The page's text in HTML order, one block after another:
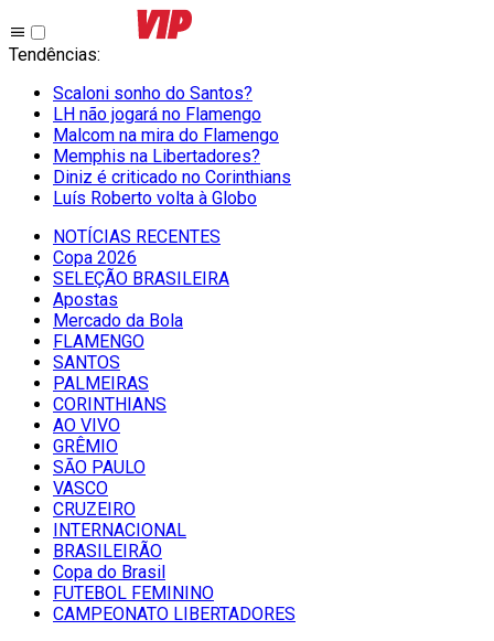
Tendências:
Scaloni sonho do Santos?
LH não jogará no Flamengo
Malcom na mira do Flamengo
Memphis na Libertadores?
Diniz é criticado no Corinthians
Luís Roberto volta à Globo
NOTÍCIAS RECENTES
Copa 2026
SELEÇÃO BRASILEIRA
Apostas
Mercado da Bola
FLAMENGO
SANTOS
PALMEIRAS
CORINTHIANS
AO VIVO
GRÊMIO
SĀO PAULO
VASCO
CRUZEIRO
INTERNACIONAL
BRASILEIRÃO
Copa do Brasil
FUTEBOL FEMININO
CAMPEONATO LIBERTADORES